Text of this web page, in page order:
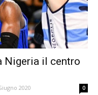
Nigeria il centro
2020 0